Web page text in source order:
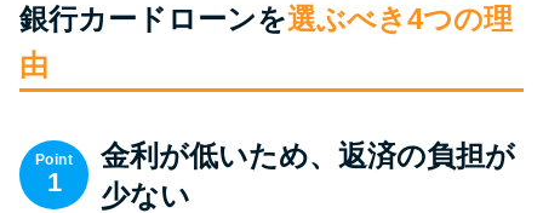
バレずに借りたい方向け
審査が不安な方向け
便利なコンテンツ
銀行カードローンを選ぶべき4つの理
由
Point
1
金利が低いため、返済の負担が
少ない